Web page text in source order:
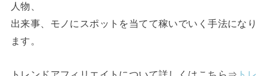
人物、
出来事、モノにスポットを当てて稼いでいく手法になり
ます。